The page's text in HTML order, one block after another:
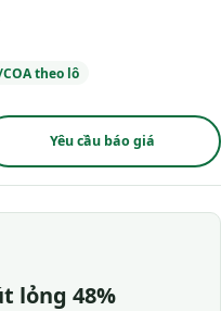
COA theo lô
Yêu cầu báo giá
lỏng 48%